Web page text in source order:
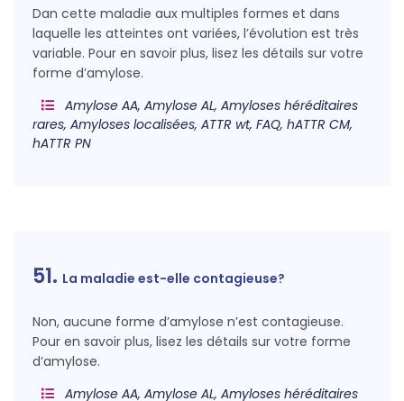
Dan cette maladie aux multiples formes et dans
laquelle les atteintes ont variées, l’évolution est très
variable. Pour en savoir plus, lisez les détails sur votre
forme d’amylose.
Amylose AA, Amylose AL, Amyloses héréditaires
rares, Amyloses localisées, ATTR wt, FAQ, hATTR CM,
hATTR PN
51. La maladie est-elle contagieuse?
Non, aucune forme d’amylose n’est contagieuse.
Pour en savoir plus, lisez les détails sur votre forme
d’amylose.
Amylose AA, Amylose AL, Amyloses héréditaires